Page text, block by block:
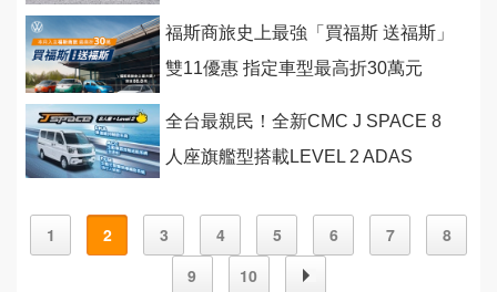
福斯商旅史上最強「買福斯 送福斯」
雙11優惠 指定車型最高折30萬元
全台最親民！全新CMC J SPACE 8
人座旗艦型搭載LEVEL 2 ADAS
1 2 3 4 5 6 7
8
9
10